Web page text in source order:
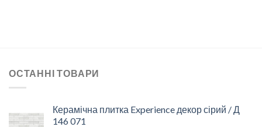
ОСТАННІ ТОВАРИ
Керамічна плитка Experience декор сірий / Д
146 071